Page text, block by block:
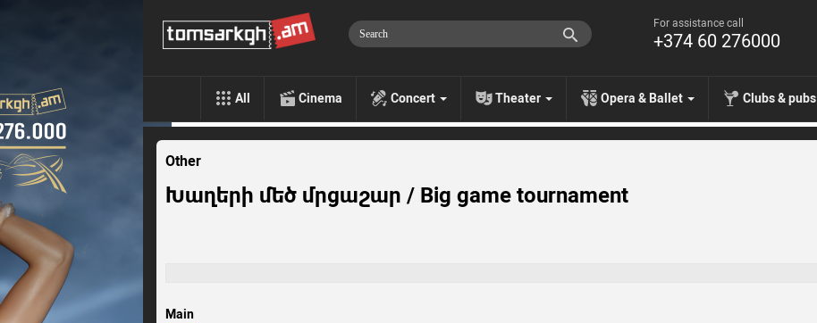
For assistance call
+374 60 276000
All Cinema Concert Theater Opera & Ballet Clubs & pubs
Other
Խաղերի մեծ մրցաշար / Big game tournament
Main